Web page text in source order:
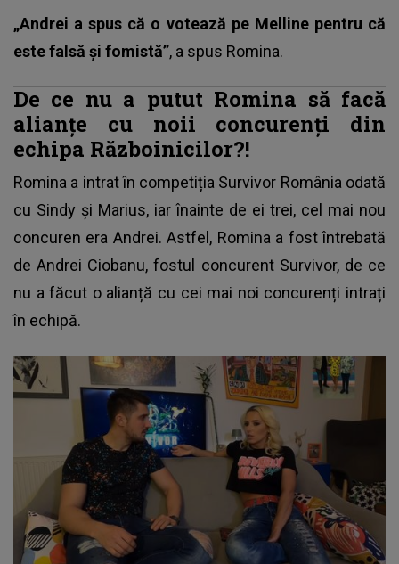
„Andrei a spus că o votează pe Melline pentru că
este falsă și fomistă”, a spus Romina.
De ce nu a putut Romina să facă
alianțe cu noii concurenți din
echipa Războinicilor?!
Romina a intrat în competiția Survivor România odată
cu Sindy și Marius, iar înainte de ei trei, cel mai nou
concuren era Andrei. Astfel, Romina a fost întrebată
deAndrei Ciobanu, fostul concurent Survivor, de ce
nu a făcut o alianță cu cei mai noi concurenți intrați
în echipă.